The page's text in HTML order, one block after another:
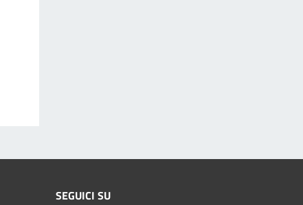
SEGUICI SU